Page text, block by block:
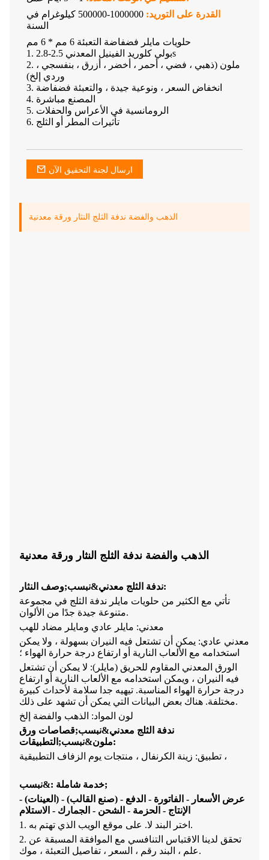
القدرة على التوريد:
1000000-500000 كيلوغرام في
السنة
حلويات مايلر فضفاضة التعبئة 6 مم * 6 مم
1. بولي كلوريد الفينيل المعدني 2.5-2.8s
2. ملون (ذهبي ، فضي ، أحمر ، أخضر ، أزرق ، بنفسجي ،
وردي إلخ)
3. انخفاض السعر ، ونوعية جيدة ، والتعبئة فضفاضة
4. المصنع مباشرة
5. الرومانسية في الأعراس والحفلات
6. تأثيرات المطر أو الثلج
ارسال لجنة التحقيق الآن
الذهب والفضة ندفة الثلج النثار ورقة معدنية
الذهب والفضة ندفة الثلج النثار ورقة معدنية
ندفة الثلج معدني&نبسب;
وصف النثار:
تأتي مع الكثير من حلويات مايلر ندفة الثلج في مجموعة
متنوعة جيدة جدًا من الألوان.
معدني: مايلر عادي ومايلر مضاد للهب
معدني عادي: يمكن أن تشتعل فيه النيران بسهولة ، ولا يمكن
استخدامه مع الألعاب النارية أو ارتفاع درجة حرارة الهواء ؛
الورق المعدني المقاوم للحريق (مايلر): لا يمكن أن تشتعل
فيه النيران ، ويمكن استخدامه مع الألعاب النارية أو ارتفاع
درجة حرارة الهواء المناسبة. تيهيه جدا سلامة لأحداث كبيرة
مختلفة. هناك بعض البيانات التي يمكن أن تشهد على ذلك.
لون المواد: الذهب والفضة إلخ
ندفة الثلج معدني&نبسب;قصاصات ورق
ملون&نبسب;التطبيقات:
تطبيق: زينة الكرنفال ، منتجات يوم الزفاف التطبيقية ،
خدمة شاملة :&نبسب;
عرض الأسعار - الفاتورة - الدفع - (صنع القالب) - (العينات) -
الإنتاج - الحزمة - الشحن - الجمارك - الاستلام
1. اختر البند لا. على موقع الويب الذي تهتم به.
2. تحقق لدينا الاقتباس التنافسي مع الموافقة المسبقة عن
علم ، البند رقم ، السعر ، تفاصيل التعبئة ، موك.